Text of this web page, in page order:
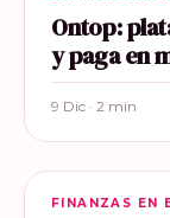
Ontop:
y paga en
9 Dic · 2 min
FINANZAS EN